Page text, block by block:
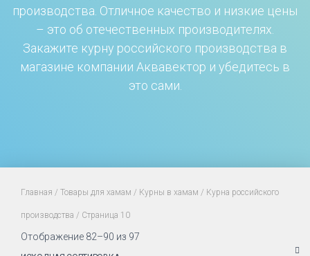
производства. Отличное качество и низкие цены
– это об отечественных производителях.
Закажите курну российского производства в
магазине компании Аквавектор и убедитесь в
это сами.
Главная / Товары для хамам / Курны в хамам / Курна российского
производства / Страница 10
Отображение 82–90 из 97